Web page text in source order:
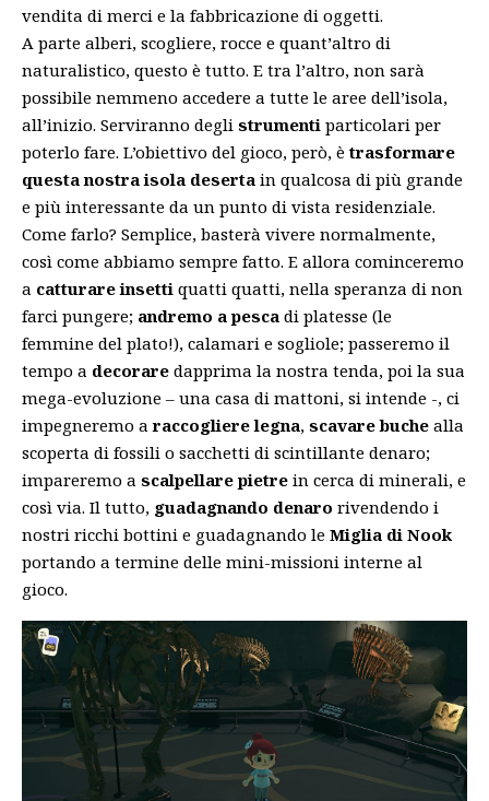
vendita di merci e la fabbricazione di oggetti.
A parte alberi, scogliere, rocce e quant’altro di
naturalistico, questo è tutto. E tra l’altro, non sarà
possibile nemmeno accedere a tutte le aree dell’isola,
all’inizio. Serviranno degli strumenti particolari per
poterlo fare. L’obiettivo del gioco, però, ètrasformare
questa nostra isola deserta in qualcosa di più grande
e più interessante da un punto di vista residenziale.
Come farlo? Semplice, basterà vivere normalmente,
così come abbiamo sempre fatto. E allora cominceremo
a catturare insetti quatti quatti, nella speranza di non
farci pungere; andremo a pesca di platesse (le
femmine del plato!), calamari e sogliole; passeremo il
tempo a decorare dapprima la nostra tenda, poi la sua
mega-evoluzione – una casa di mattoni, si intende -, ci
impegneremo araccogliere legna, scavare buche alla
scoperta di fossili o sacchetti di scintillante denaro;
impareremo a scalpellare pietre in cerca di minerali, e
così via. Il tutto, guadagnando denaro rivendendo i
nostri ricchi bottini e guadagnando le Miglia di Nook
portando a termine delle mini-missioni interne al
gioco.